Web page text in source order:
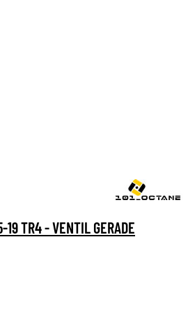
TR4 - VENTIL GERADE